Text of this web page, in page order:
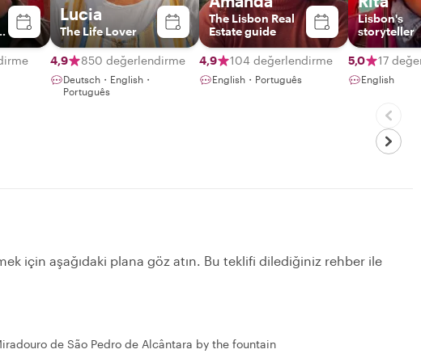
Lucia
The Life Lover
4,9 850 değerlendirme
Deutsch・English・
Português
The Lisbon Real
Estate guide
4,9 104 değerlendirme
English・Português
Lisbon's
storyteller
5,0 17
English
için aşağıdaki plana göz atın. Bu teklifi dilediğiniz rehber ile
de São Pedro de Alcântara by the fountain